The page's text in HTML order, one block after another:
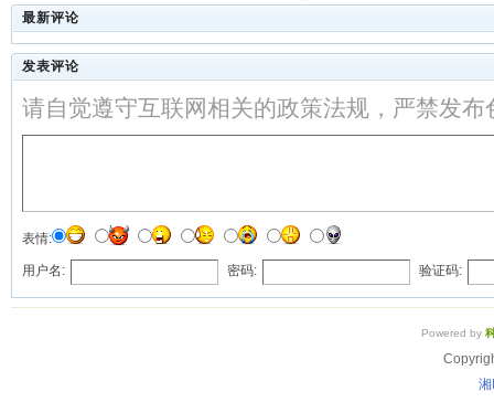
最新评论
发表评论
请自觉遵守互联网相关的政策法规，严禁发
表情:
用户名: 密码: 验证码:
Powered by